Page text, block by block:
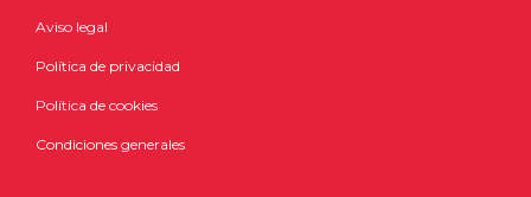
Aviso legal
Política de privacidad
Política de cookies
Condiciones generales